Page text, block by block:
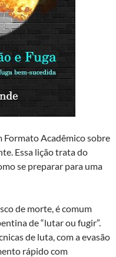
Acadêmico sobre
Essa lição trata do
se preparar para uma
de morte, é comum
de “lutar ou fugir”.
de luta, com a evasão
rápido com